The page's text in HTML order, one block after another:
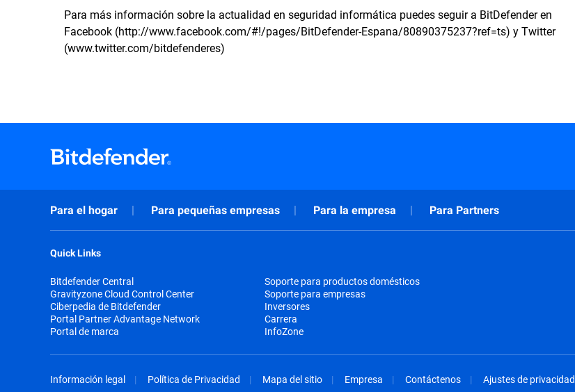
Para más información sobre la actualidad en seguridad informática puedes seguir a BitDefender en
Facebook (http://www.facebook.com/#!/pages/BitDefender-Espana/80890375237?ref=ts) y Twitter
(www.twitter.com/bitdefenderes)
Para el hogar Para pequeñas empresas Para la empresa Para Partners
Quick Links
Bitdefender Central
Gravityzone Cloud Control Center
Ciberpedia de Bitdefender
Portal Partner Advantage Network
Portal de marca
Soporte para productos domésticos
Soporte para empresas
Inversores
Carrera
InfoZone
Información legal Política de Privacidad Mapa del sitio Empresa Contáctenos Ajustes de privacidad